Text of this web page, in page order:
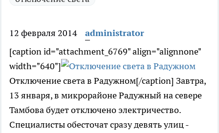
12 февраля 2014
administrator
[caption id="attachment_6769" align="alignnone"
width="640"]
Отключение света в Радужном[/caption] Завтра,
13 января, в микрорайоне Радужный на севере
Тамбова будет отключено электричество.
Специалисты обесточат сразу девять улиц -